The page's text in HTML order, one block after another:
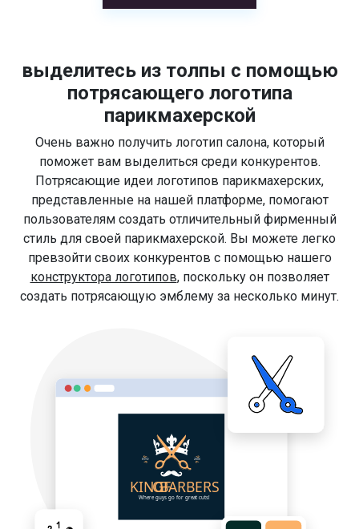
выделитесь из толпы с помощью
потрясающего логотипа
парикмахерской
Очень важно получить логотип салона, который
поможет вам выделиться среди конкурентов.
Потрясающие идеи логотипов парикмахерских,
представленные на нашей платформе, помогают
пользователям создать отличительный фирменный
стиль для своей парикмахерской. Вы можете легко
превзойти своих конкурентов с помощью нашего
конструктора логотипов, поскольку он позволяет
создать потрясающую эмблему за несколько минут.